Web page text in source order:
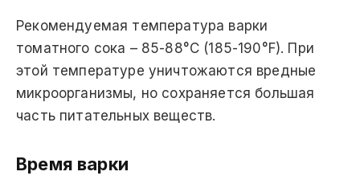
Рекомендуемая температура варки
томатного сока – 85-88°C (185-190°F). При
этой температуре уничтожаются вредные
микроорганизмы, но сохраняется большая
часть питательных веществ.
Время варки